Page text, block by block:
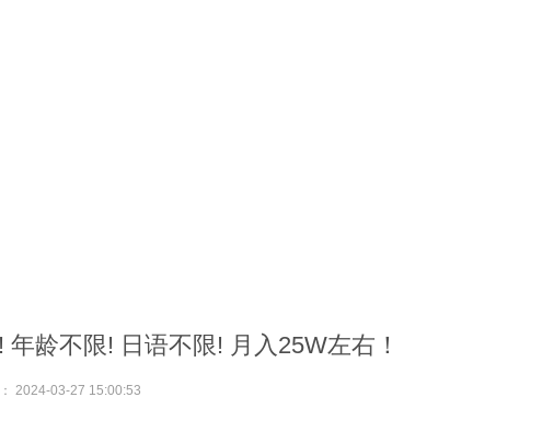
龄不限! 日语不限! 月入25W左右！
2024-03-27 15:00:53